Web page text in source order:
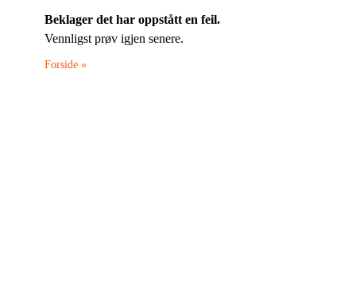
Beklager det har oppstått en feil.
Vennligst prøv igjen senere.
Forside »